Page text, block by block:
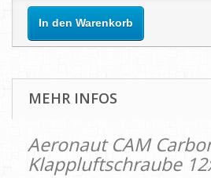
In den Warenkorb
MEHR INFOS
Aeronaut CAM
Klappluftschraube